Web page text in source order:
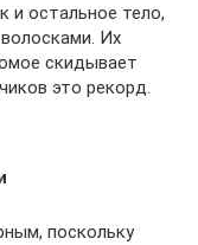
и остальное тело,
Их
скидывает
это рекорд.
поскольку